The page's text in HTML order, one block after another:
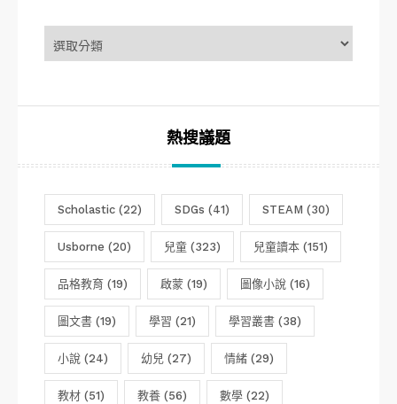
章
分
熱搜議題
Scholastic (22) SDGs (41) STEAM (30)
Usborne (20) 兒童 (323) 兒童讀本 (151)
品格教育 (19) 啟蒙 (19) 圖像小說 (16)
圖文書 (19) 學習 (21) 學習叢書 (38)
小說 (24) 幼兒 (27) 情緒 (29)
教材 (51) 教養 (56) 數學 (22)